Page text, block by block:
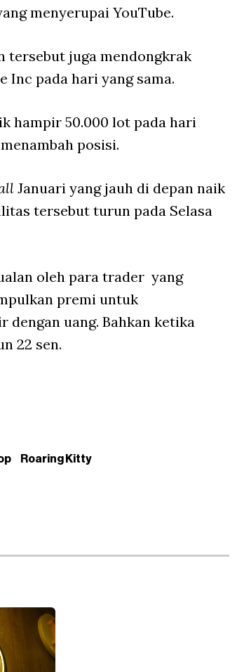
menyerupai YouTube.
tersebut juga mendongkrak
Inc pada hari yang sama.
hampir 50.000 lot pada hari
posisi.
Januari yang jauh di depan naik
tersebut turun pada Selasa
oleh para trader yang
premi untuk
dengan uang. Bahkan ketika
22 sen.
Roaring Kitty